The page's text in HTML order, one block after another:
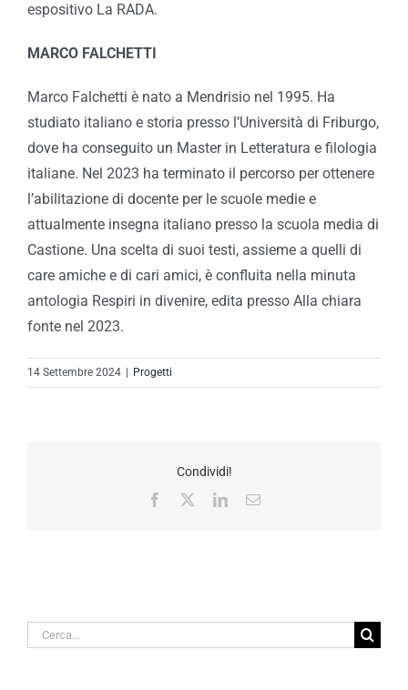
espositivo La RADA.
MARCO FALCHETTI
Marco Falchetti è nato a Mendrisio nel 1995. Ha
studiato italiano e storia presso l’Università di Friburgo,
dove ha conseguito un Master in Letteratura e filologia
italiane. Nel 2023 ha terminato il percorso per ottenere
l’abilitazione di docente per le scuole medie e
attualmente insegna italiano presso la scuola media di
Castione. Una scelta di suoi testi, assieme a quelli di
care amiche e di cari amici, è confluita nella minuta
antologia Respiri in divenire, edita presso Alla chiara
fonte nel 2023.
14 Settembre 2024 Progetti
Condividi!
Facebook
LinkedInEmail
Cerca